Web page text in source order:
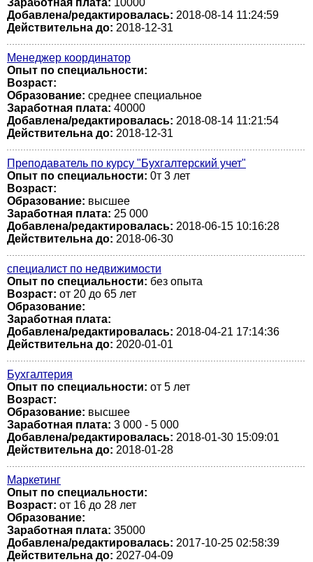
Заработная плата: 10000
Добавлена/редактировалась: 2018-08-14 11:24:59
Действительна до: 2018-12-31
Менеджер координатор
Опыт по специальности:
Возраст:
Образование: среднее специальное
Заработная плата: 40000
Добавлена/редактировалась: 2018-08-14 11:21:54
Действительна до: 2018-12-31
Преподаватель по курсу "Бухгалтерский учет"
Опыт по специальности: 0т 3 лет
Возраст:
Образование: высшее
Заработная плата: 25 000
Добавлена/редактировалась: 2018-06-15 10:16:28
Действительна до: 2018-06-30
специалист по недвижимости
Опыт по специальности: без опыта
Возраст: от 20 до 65 лет
Образование:
Заработная плата:
Добавлена/редактировалась: 2018-04-21 17:14:36
Действительна до: 2020-01-01
Бухгалтерия
Опыт по специальности: от 5 лет
Возраст:
Образование: высшее
Заработная плата: 3 000 - 5 000
Добавлена/редактировалась: 2018-01-30 15:09:01
Действительна до: 2018-01-28
Маркетинг
Опыт по специальности:
Возраст: от 16 до 28 лет
Образование:
Заработная плата: 35000
Добавлена/редактировалась: 2017-10-25 02:58:39
Действительна до: 2027-04-09